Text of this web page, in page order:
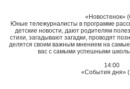
«Новостенок»
Юные тележурналисты в программе
детские новости, дают родителям
стихи, загадывают загадки, проводят
делятся своим важным мнением на
вас с самыми успешными
14:00
«События дня»